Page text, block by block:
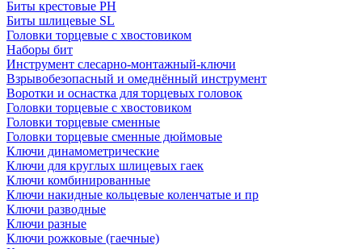
Биты крестовые РН
Биты шлицевые SL
Головки торцевые с хвостовиком
Наборы бит
Инструмент слесарно-монтажный-ключи
Взрывобезопасный и омеднённый инструмент
Воротки и оснаcтка для торцевых головок
Головки торцевые с хвостовиком
Головки торцевые сменные
Головки торцевые сменные дюймовые
Ключи динамометрические
Ключи для круглых шлицевых гаек
Ключи комбинированные
Ключи накидные кольцевые коленчатые и пр
Ключи разводные
Ключи разные
Ключи рожковые (гаечные)